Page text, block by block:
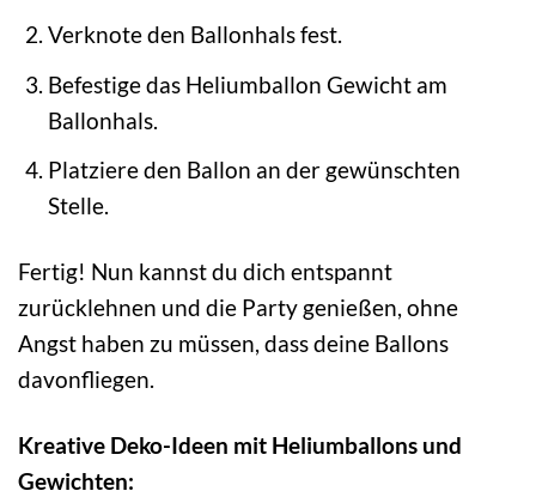
Verknote den Ballonhals fest.
Befestige das Heliumballon Gewicht am
Ballonhals.
Platziere den Ballon an der gewünschten
Stelle.
Fertig! Nun kannst du dich entspannt
zurücklehnen und die Party genießen, ohne
Angst haben zu müssen, dass deine Ballons
davonfliegen.
Kreative Deko-Ideen mit Heliumballons und
Gewichten: